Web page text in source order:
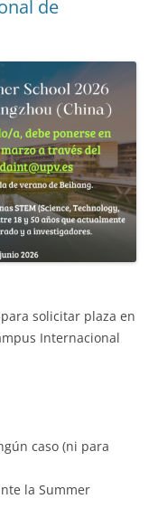
de
solicitar plaza en
Internacional
caso (ni para
la Summer